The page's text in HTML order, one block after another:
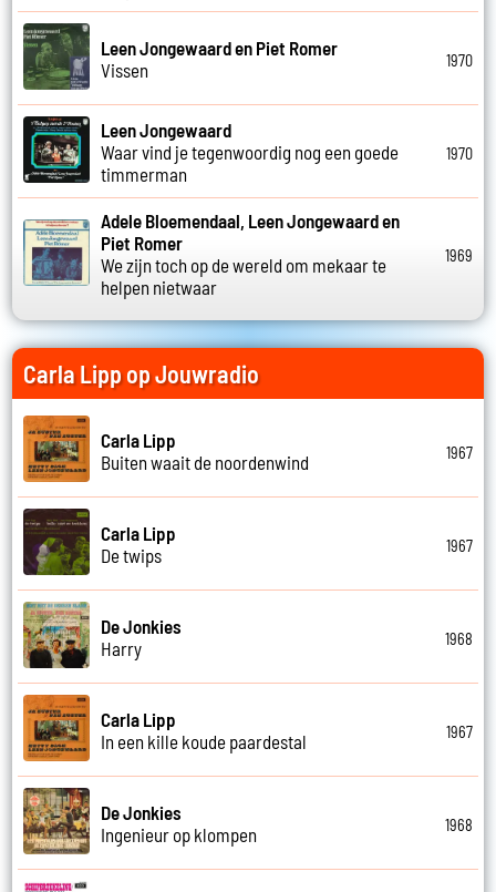
Leen Jongewaard en Piet Romer
Vissen
1970
Leen Jongewaard
Waar vind je tegenwoordig nog een goede
timmerman
1970
Adele Bloemendaal, Leen Jongewaard en
Piet Romer
We zijn toch op de wereld om mekaar te
helpen nietwaar
1969
Carla Lipp op Jouwradio
Carla Lipp
Buiten waait de noordenwind
1967
Carla Lipp
De twips
1967
De Jonkies
Harry
1968
Carla Lipp
In een kille koude paardestal
1967
De Jonkies
Ingenieur op klompen
1968